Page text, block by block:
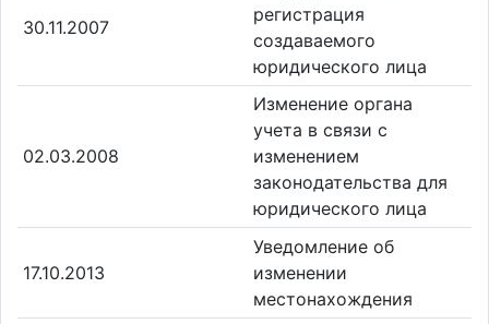
30.11.2007
регистрация
создаваемого
юридического лица
02.03.2008
Изменение органа
учета в связи с
изменением
законодательства для
юридического лица
17.10.2013
Уведомление об
изменении
местонахождения